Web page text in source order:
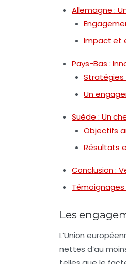
Allemagne :
Impact et
Pays-Bas :
Un
Suède : Un
Objectifs
Résultats
Conclusion :
Les
L’Union
nettes d’au